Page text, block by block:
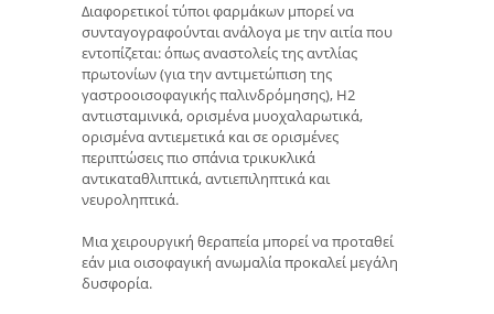
Διαφορετικοί τύποι φαρμάκων μπορεί να
συνταγογραφούνται ανάλογα με την αιτία που
εντοπίζεται: όπως αναστολείς της αντλίας
πρωτονίων (για την αντιμετώπιση της
γαστροοισοφαγικής παλινδρόμησης), H2
αντιισταμινικά, ορισμένα μυοχαλαρωτικά,
ορισμένα αντιεμετικά και σε ορισμένες
περιπτώσεις πιο σπάνια τρικυκλικά
αντικαταθλιπτικά, αντιεπιληπτικά και
νευροληπτικά.
Μια χειρουργική θεραπεία μπορεί να προταθεί
εάν μια οισοφαγική ανωμαλία προκαλεί μεγάλη
δυσφορία.